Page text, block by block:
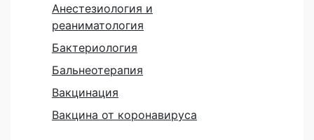
Анестезиология и
реаниматология
Бактериология
Бальнеотерапия
Вакцинация
Вакцина от коронавируса